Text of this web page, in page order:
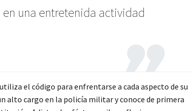
una entretenida actividad
el código para enfrentarse a cada aspecto de su
alto cargo en la policía militar y conoce de primera